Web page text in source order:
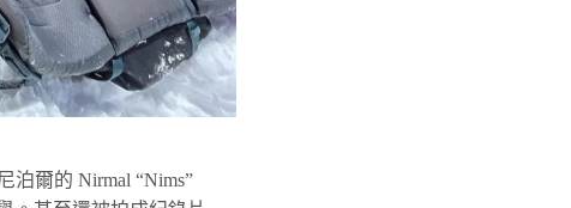
泊爾的 Nirmal “Nims”